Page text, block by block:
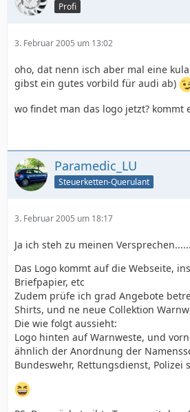
Profi
3. Februar 2005 um 13:02
oho, dat nenn isch aber mal eine
gibst ein gutes vorbild für audi ab)
wo findet man das logo jetzt? kommt
Paramedic_LU
Steuerketten-Querulant
3. Februar 2005 um 18:17
Ja ich steh zu meinen
Das Logo kommt auf die Webseite,
Briefpapier, etc
Zudem prüfe ich grad Angebote
Shirts, und ne neue Collektion
Die wie folgt aussieht:
Logo hinten auf Warnweste, und
ähnlich der Anordnung der
Bundeswehr, Rettungsdienst, Polizei